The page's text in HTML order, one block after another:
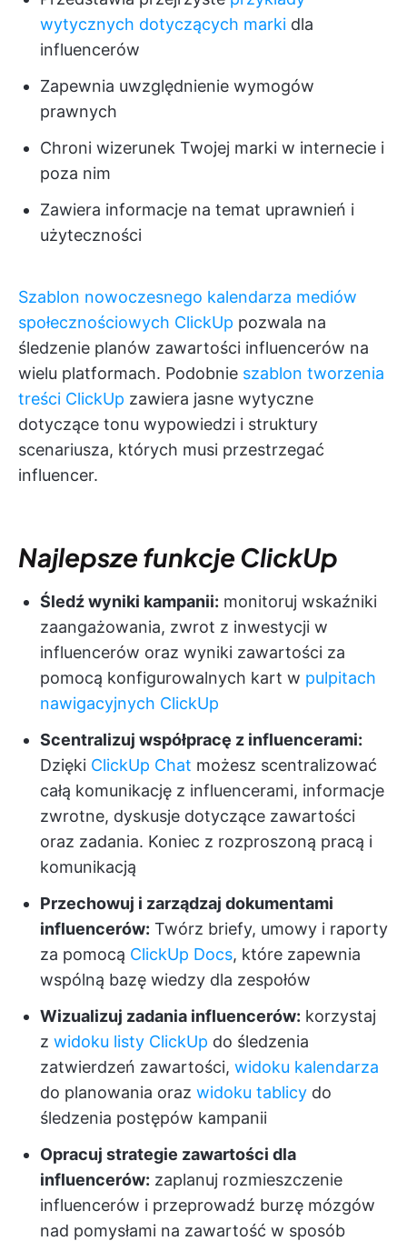
wytycznych dotyczących marki dla
influencerów
Zapewnia uwzględnienie wymogów
prawnych
Chroni wizerunek Twojej marki w internecie i
poza nim
Zawiera informacje na temat uprawnień i
użyteczności
Szablon nowoczesnego kalendarza mediów
społecznościowych ClickUp pozwala na
śledzenie planów zawartości influencerów na
wielu platformach. Podobnie szablon tworzenia
treści ClickUp zawiera jasne wytyczne
dotyczące tonu wypowiedzi i struktury
scenariusza, których musi przestrzegać
influencer.
Najlepsze funkcje ClickUp
Śledź wyniki kampanii: monitoruj wskaźniki
zaangażowania, zwrot z inwestycji w
influencerów oraz wyniki zawartości za
pomocą konfigurowalnych kart w pulpitach
nawigacyjnych ClickUp
Scentralizuj współpracę z influencerami:
Dzięki ClickUp Chat możesz scentralizować
całą komunikację z influencerami, informacje
zwrotne, dyskusje dotyczące zawartości
oraz zadania. Koniec z rozproszoną pracą i
komunikacją
Przechowuj i zarządzaj dokumentami
influencerów: Twórz briefy, umowy i raporty
za pomocą ClickUp Docs, które zapewnia
wspólną bazę wiedzy dla zespołów
Wizualizuj zadania influencerów: korzystaj
z widoku listy ClickUp do śledzenia
zatwierdzeń zawartości, widoku kalendarza
do planowania oraz widoku tablicy do
śledzenia postępów kampanii
Opracuj strategie zawartości dla
influencerów: zaplanuj rozmieszczenie
influencerów i przeprowadź burzę mózgów
nad pomysłami na zawartość w sposób